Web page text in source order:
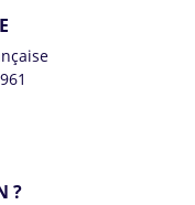
?